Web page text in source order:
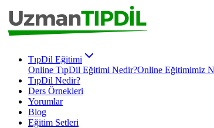
TıpDil Eğitimi
Online TıpDil Eğitimi Nedir?Online Eğitimimiz
TıpDil Nedir?
Ders Örnekleri
Yorumlar
Blog
Eğitim Setleri